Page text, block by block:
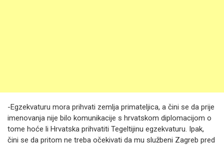
-Egzekvaturu mora prihvati zemlja primateljica, a čini se da prije
imenovanja nije bilo komunikacije s hrvatskom diplomacijom o
tome hoće li Hrvatska prihvatiti Tegeltijinu egzekvaturu. Ipak,
čini se da pritom ne treba očekivati da mu službeni Zagreb pred